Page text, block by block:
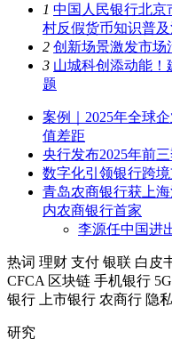
1 中国人民银行北京
村反假货币知识普
2 创新场景激发市场
3 山城科创添动能
题
案例｜2025年全球
值差距
央行发布2025年前
数字化引领银行跨
青岛农商银行获上
内农商银行首家
李源任中国进
热词 理财 支付 银联 白皮
CFCA 区块链 手机银行
银行
上市银行 农商行 隐
研究